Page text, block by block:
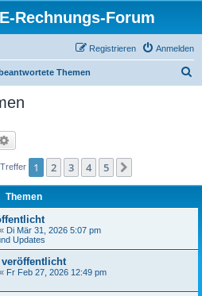
Rechnungs-Forum
Anmelden
Registrieren
Themen
1 2 3 4 5
Themen
« Di Mär 31, 2026 5:07 pm
Updates
veröffentlicht
« Fr Feb 27, 2026 12:49 pm